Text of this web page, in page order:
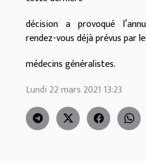
décision a provoqué
rendez-vous déjà prévus par
médecins généralistes.
Lundi 22 mars 2021 13:23